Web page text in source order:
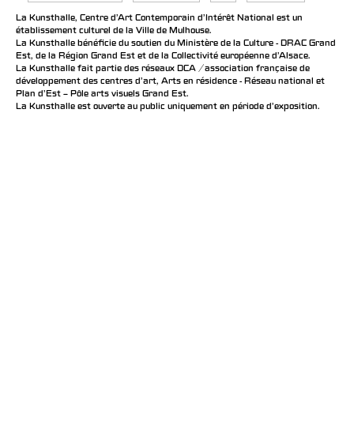
La Kunsthalle, Centre d’Art Contemporain d’Intérêt National est un
établissement culturel de la Ville de Mulhouse.
La Kunsthalle bénéficie du soutien du Ministère de la Culture - DRAC Grand
Est, de la Région Grand Est et de la Collectivité européenne d’Alsace.
La Kunsthalle fait partie des réseaux DCA / association française de
développement des centres d'art, Arts en résidence - Réseau national et
Plan d’Est – Pôle arts visuels Grand Est.
La Kunsthalle est ouverte au public uniquement en période d'exposition.